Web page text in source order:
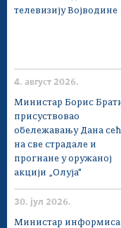
телевизију Војводине
4. август 2026.
Министар Борис
присуствовао
обележавању Дана
на све страдале и
прогнане у оружаној
акцији „Олуја"
30. јул 2026.
Министар